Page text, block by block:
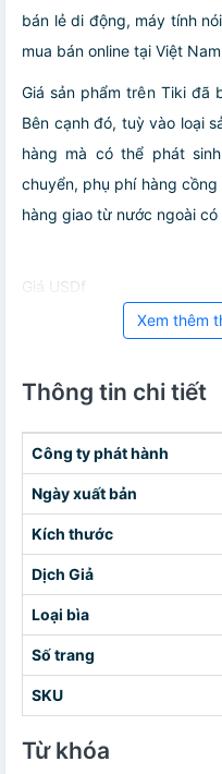
bán lẻ di động, máy tính
mua bán online tại Việt
Giá sản phẩm trên Tiki đã
Bên cạnh đó, tuỳ vào loại
hàng mà có thể phát
chuyển, phụ phí hàng
hàng giao từ nước ngoài
Giá USDf
Xem thêm
Thông tin chi tiết
Công ty phát hành
Ngày xuất bản
Kích thước
Dịch Giả
Loại bìa
Số trang
SKU
Từ khóa